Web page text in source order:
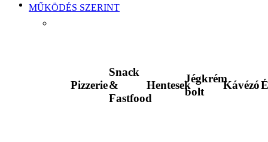
MŰKÖDÉS SZERINT
Pizzerie
Snack
&
Fastfood
Hentesek
Jégkrém
bolt
Kávézó